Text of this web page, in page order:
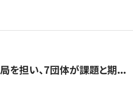
を担い、7団体が課題と期...